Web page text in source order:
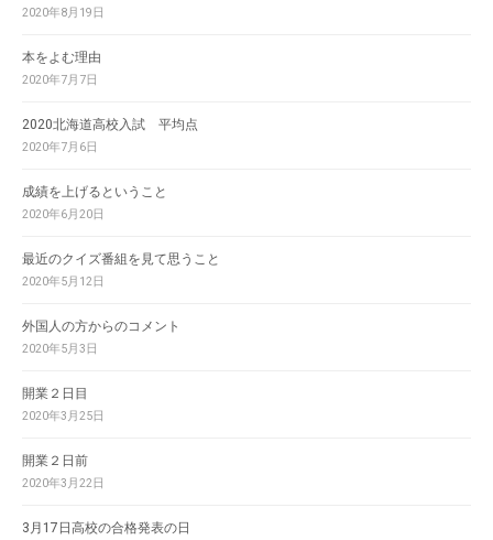
2020年8月19日
本をよむ理由
2020年7月7日
2020北海道高校入試 平均点
2020年7月6日
成績を上げるということ
2020年6月20日
最近のクイズ番組を見て思うこと
2020年5月12日
外国人の方からのコメント
2020年5月3日
開業２日目
2020年3月25日
開業２日前
2020年3月22日
3月17日高校の合格発表の日